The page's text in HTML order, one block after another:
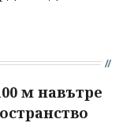
м навътре